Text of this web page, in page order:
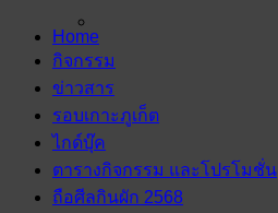
Home
กิจกรรม
ข่าวสาร
รอบเกาะภูเก็ต
ไกด์บุ๊ค
ตารางกิจกรรม และโปรโมชั่น
ถือศีลกินผัก 2568